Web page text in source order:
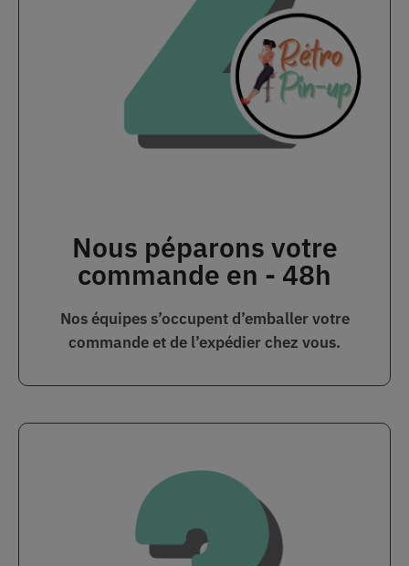
Nous péparons votre
commande en - 48h
Nos équipes s’occupent d’emballer votre
commande et de l’expédier chez vous.